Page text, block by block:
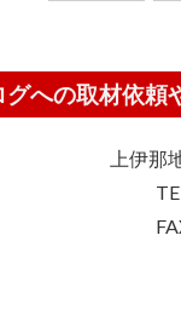
グへの取材依頼
上伊那